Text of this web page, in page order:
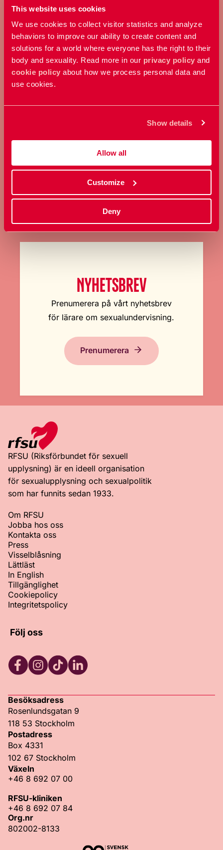
This website uses cookies
We use cookies to collect visitor statistics and analyze
behaviors to improve our ability to create content and
solutions for a world where everyone has the right to their
body and sexuality. Read more in our privacy policy and
cookie policy about how we process personal data and
use cookies.
Show details
Allow all
Customize
Deny
NYHETSBREV
Prenumerera på vårt nyhetsbrev
för lärare om sexualundervisning.
Prenumerera
RFSU (Riksförbundet för sexuell
upplysning) är en ideell organisation
för sexualupplysning och sexualpolitik
som har funnits sedan 1933.
Om RFSU
Jobba hos oss
Kontakta oss
Press
Visselblåsning
Lättläst
In English
Tillgänglighet
Cookiepolicy
Integritetspolicy
Följ oss
Besöksadress
Rosenlundsgatan 9
118 53 Stockholm
Postadress
Box 4331
102 67 Stockholm
Växeln
+46 8 692 07 00
RFSU-kliniken
+46 8 692 07 84
Org.nr
802002-8133